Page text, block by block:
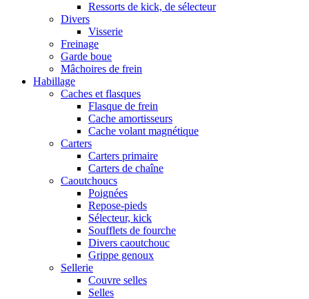
Ressorts de kick, de sélecteur
Divers
Visserie
Freinage
Garde boue
Mâchoires de frein
Habillage
Caches et flasques
Flasque de frein
Cache amortisseurs
Cache volant magnétique
Carters
Carters primaire
Carters de chaîne
Caoutchoucs
Poignées
Repose-pieds
Sélecteur, kick
Soufflets de fourche
Divers caoutchouc
Grippe genoux
Sellerie
Couvre selles
Selles